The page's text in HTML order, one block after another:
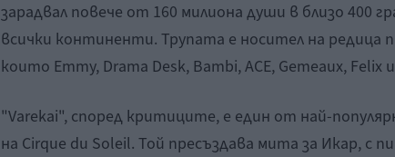
зарадвал повече от 160 милиона души в близо 400
всички континенти. Трупата е носител на редица
които Emmy, Drama Desk, Bambi, ACE, Gemeaux, Felix
"Varekai", според критиците, е един от най-
на Cirque du Soleil. Той пресъздава мита за Икар, с